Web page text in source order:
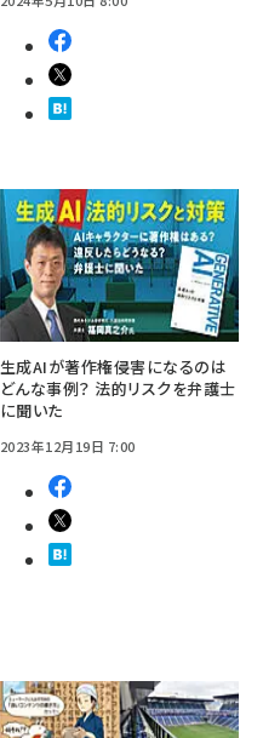
生成AIが著作権侵害になるのは
どんな事例？ 法的リスクを弁護士
に聞いた
2023年12月19日 7:00